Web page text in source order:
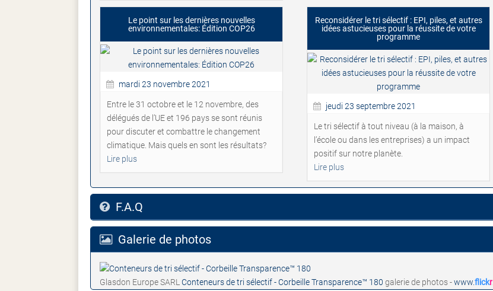
Le point sur les dernières nouvelles
environnementales: Édition COP26
mardi 23 novembre 2021
Entre le 31 octobre et le 12 novembre, des
délégués de l’UE et 196 pays se sont réunis
pour discuter et combattre le changement
climatique. Mais quels en sont les résultats?
Lire plus
Reconsidérer le tri sélectif : EPI, piles, et autres
idées astucieuses pour la réussite de votre
programme
jeudi 23 septembre 2021
Le tri sélectif à tout niveau (à la maison, à
l’école ou dans les entreprises) a un impact
positif sur notre planète.
Lire plus
F.A.Q
Galerie de photos
Glasdon Europe SARL Conteneurs de tri sélectif - Corbeille Transparence™ 180 galerie de photos -www.flickr